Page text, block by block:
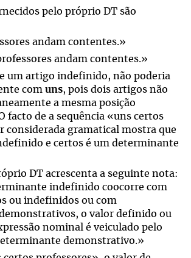
pelo próprio DT são
andam contentes.»
andam contentes.»
um artigo indefinido, não poderia
com uns, pois dois artigos não
a mesma posição
facto de a sequência «uns certos
considerada gramatical mostra que
e certos é um determinante
DT acrescenta a seguinte nota:
indefinido coocorre com
ou indefinidos ou com
o valor definido ou
nominal é veiculado pelo
demonstrativo.»